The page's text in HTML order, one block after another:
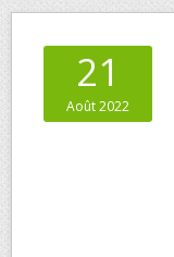
21
Août 2022